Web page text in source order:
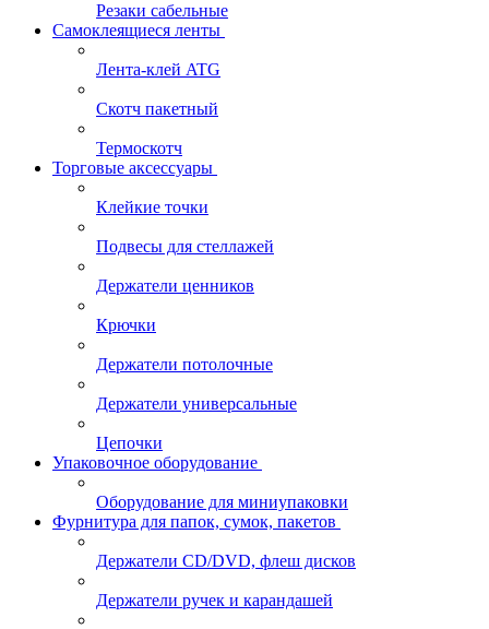
Резаки сабельные
Самоклеящиеся ленты
Лента-клей ATG
Скотч пакетный
Термоскотч
Торговые аксессуары
Клейкие точки
Подвесы для стеллажей
Держатели ценников
Крючки
Держатели потолочные
Держатели универсальные
Цепочки
Упаковочное оборудование
Оборудование для миниупаковки
Фурнитура для папок, сумок, пакетов
Держатели CD/DVD, флеш дисков
Держатели ручек и карандашей